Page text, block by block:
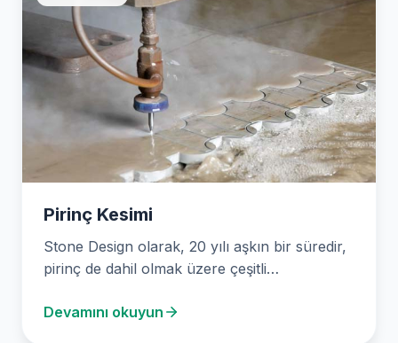
Pirinç Kesimi
Stone Design olarak, 20 yılı aşkın bir süredir,
pirinç de dahil olmak üzere çeşitli
Devamını okuyun